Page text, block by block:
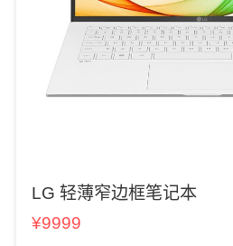
LG 轻薄窄边框笔记本
¥9999